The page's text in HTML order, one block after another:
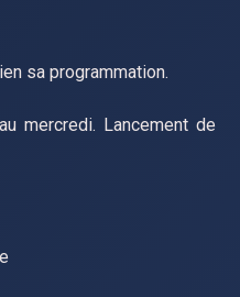
sa programmation.
mercredi. Lancement de